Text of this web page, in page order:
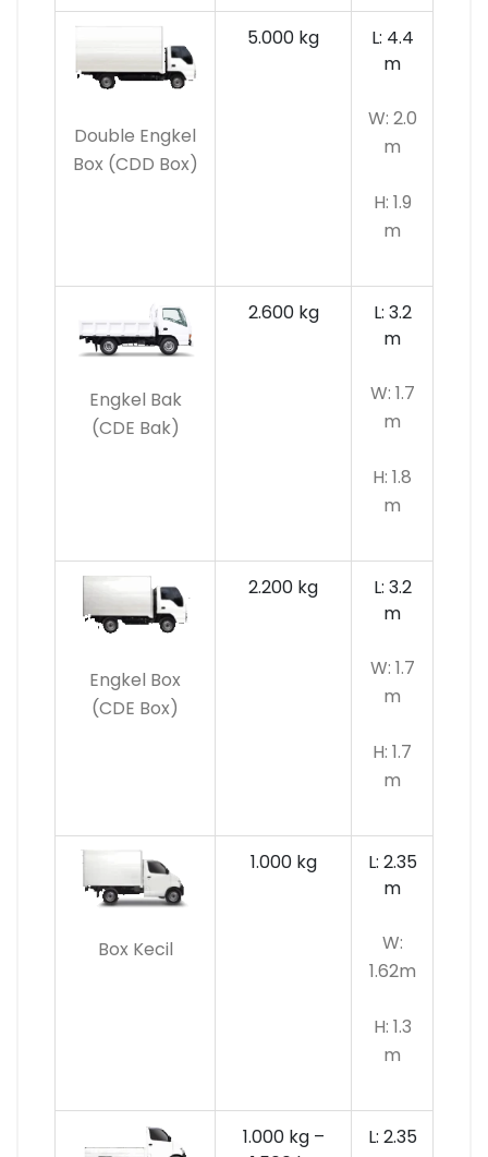
Double Engkel
Box (CDD Box)
5.000 kg
L: 4.4
m
W: 2.0
m
H: 1.9
m
Engkel Bak
(CDE Bak)
2.600 kg
L: 3.2
m
W: 1.7
m
H: 1.8
m
Engkel Box
(CDE Box)
2.200 kg
L: 3.2
m
W: 1.7
m
H: 1.7
m
Box Kecil
1.000 kg
L: 2.35
m
W:
1.62m
H: 1.3
m
1.000 kg –
L: 2.35